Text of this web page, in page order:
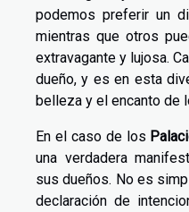
podemos preferir un
mientras que otros
extravagante y lujosa.
dueño, y es en esta
belleza y el encanto de
En el caso de los
una verdadera
sus dueños. No es
declaración de